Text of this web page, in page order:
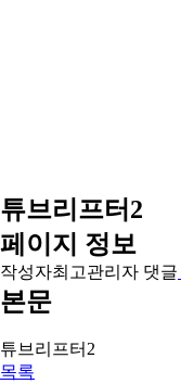
튜브리프터2
페이지 정보
작성자최고관리자 댓글
본문
튜브리프터2
목록